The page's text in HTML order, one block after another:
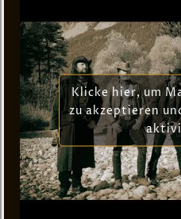
Klicke hier, um
zu akzeptieren